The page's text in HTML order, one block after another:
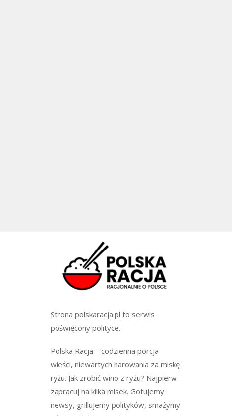
Strona polskaracja.pl to serwis
poświęcony polityce.
Polska Racja – codzienna porcja
wieści, niewartych harowania za miskę
ryżu. Jak zrobić wino z ryżu? Najpierw
zapracuj na kilka misek. Gotujemy
newsy, grillujemy polityków, smażymy